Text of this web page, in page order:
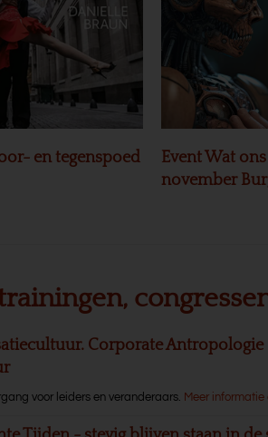
en tegenspoed
Event Wat
november
Corporate Antropologie
voor leiders en veranderaars. Meer